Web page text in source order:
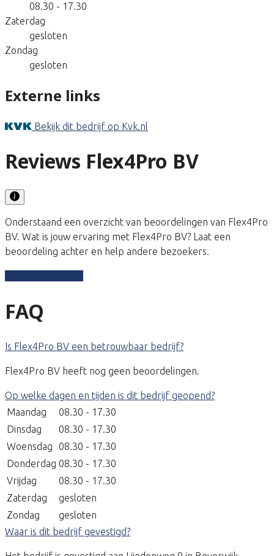
08.30 - 17.30
Zaterdag
gesloten
Zondag
gesloten
Externe links
Bekijk dit bedrijf op Kvk.nl
Reviews Flex4Pro BV
Onderstaand een overzicht van beoordelingen van Flex4Pro
BV. Wat is jouw ervaring met Flex4Pro BV? Laat een
beoordeling achter en help andere bezoekers.
FAQ
Is Flex4Pro BV een betrouwbaar bedrijf?
Flex4Pro BV heeft nog geen beoordelingen.
Op welke dagen en tijden is dit bedrijf geopend?
Maandag
08.30 - 17.30
Dinsdag
08.30 - 17.30
Woensdag
08.30 - 17.30
Donderdag 08.30 - 17.30
Vrijdag
08.30 - 17.30
Zaterdag
gesloten
Zondag
gesloten
Waar is dit bedrijf gevestigd?